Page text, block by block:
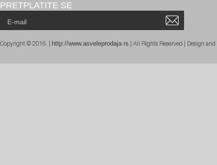
PRETPLATITE SE
Copyright © 2016. | http://www.asveleprodaja.rs | All Rights Reserved | Design